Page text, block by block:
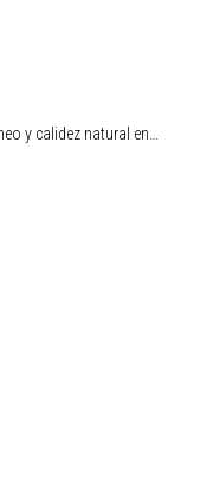
y calidez natural en…